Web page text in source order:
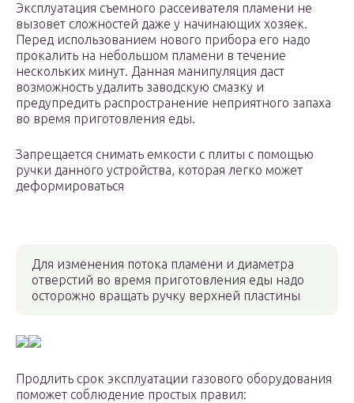
Эксплуатация съемного рассеивателя пламени не
вызовет сложностей даже у начинающих хозяек.
Перед использованием нового прибора его надо
прокалить на небольшом пламени в течение
нескольких минут. Данная манипуляция даст
возможность удалить заводскую смазку и
предупредить распространение неприятного запаха
во время приготовления еды.
Запрещается снимать емкости с плиты с помощью
ручки данного устройства, которая легко может
деформироваться
Для изменения потока пламени и диаметра
отверстий во время приготовления еды надо
осторожно вращать ручку верхней пластины
Продлить срок эксплуатации газового оборудования
поможет соблюдение простых правил: